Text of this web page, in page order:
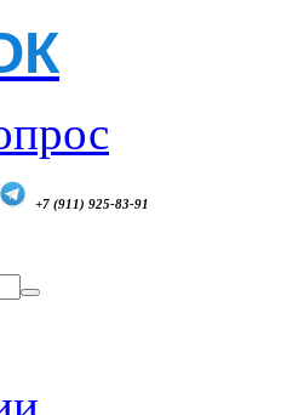
+7 (911) 925-83-91